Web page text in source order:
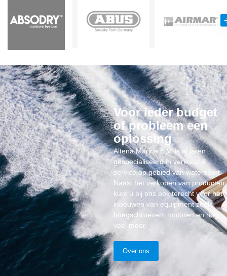
Voor ieder budget
of probleem een
oplossing
Altena Marine B.V. is al jaren
gespecialiseerd in verkoop &
service op gebied van watersport.
Naast het verkopen van producten
kunt u bij ons ook terecht voor het
inbouwen van equipment zoals
boegschroeven, motoren en nog
veel meer.
Over ons